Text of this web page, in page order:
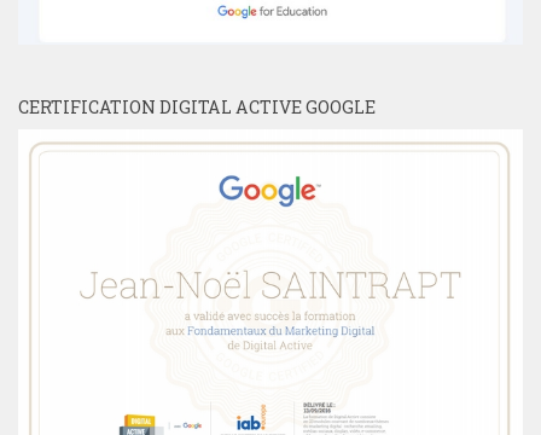
CERTIFICATION DIGITAL ACTIVE GOOGLE